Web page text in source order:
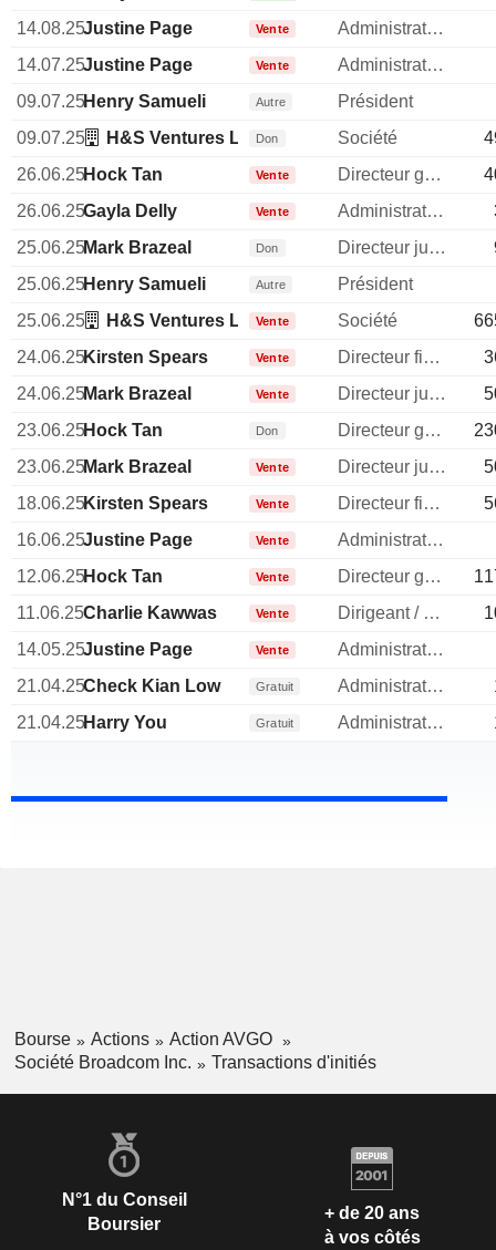
14.08.25Justine Page Vente
Administrateur
14.07.25Justine Page Vente
Administrateur
09.07.25Henry Samueli Autre
Président
09.07.25
H&S Ventures LLC (California)
Don Société
26.06.25Hock Tan Vente Directeur general
26.06.25Gayla Delly Vente Administrateur
25.06.25Mark Brazeal Don Directeur juridique
25.06.25Henry Samueli Autre
Président
25.06.25
H&S Ventures LLC (California)
Vente Société
24.06.25Kirsten Spears Vente Directeur financier
24.06.25Mark Brazeal Vente Directeur juridique
23.06.25Hock Tan Don Directeur general
23.06.25Mark Brazeal Vente Directeur juridique
18.06.25Kirsten Spears Vente Directeur financier
16.06.25Justine Page Vente
Administrateur
12.06.25Hock Tan Vente Directeur general
11.06.25Charlie Kawwas Vente Dirigeant / cadre principal
14.05.25Justine Page Vente
Administrateur
21.04.25Check Kian Low Gratuit Administrateur
21.04.25Harry You Gratuit Administrateur
Bourse Actions
Action AVGO
Société Broadcom Inc.
Transactions d'initiés
N°1 du Conseil
Boursier
+ de 20 ans
à vos côtés